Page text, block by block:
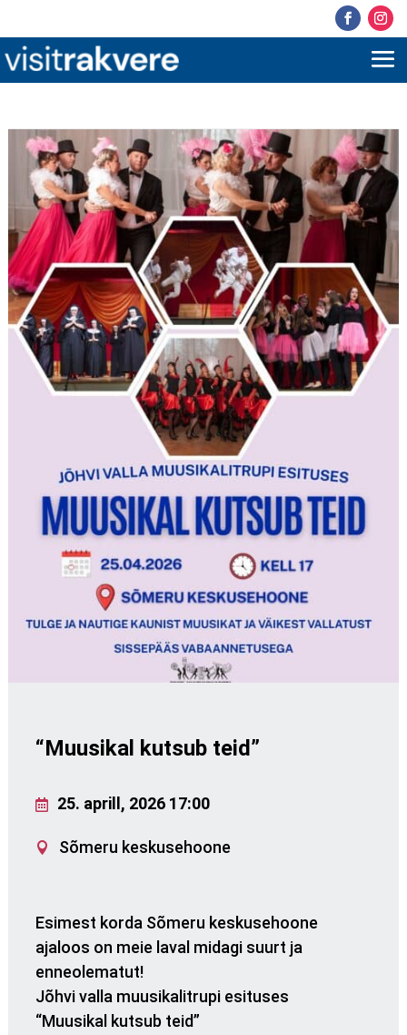
“Muusikal kutsub teid”
25. aprill, 2026 17:00
Sõmeru keskusehoone
Esimest korda Sõmeru keskusehoone
ajaloos on meie laval midagi suurt ja
enneolematut!
Jõhvi valla muusikalitrupi esituses
“Muusikal kutsub teid”